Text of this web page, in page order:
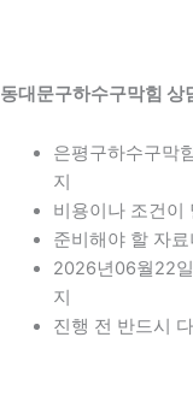
동대문구하수구막힘
은평구하수구막
지
비용이나 조건이
준비해야 할 자
2026년06월22
지
진행 전 반드시